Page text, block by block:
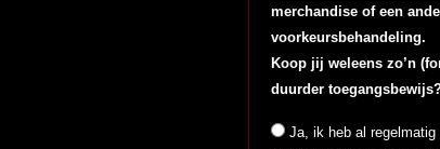
merchandise of een
voorkeursbehandeling.
Koop jij weleens zo’n
duurder
Ja, ik heb al regelmatig